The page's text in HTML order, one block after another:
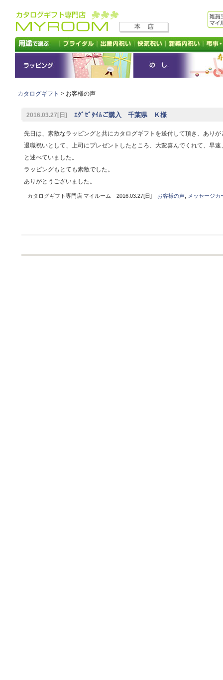
カタログギフト > お客様の声
2016.03.27[日] ｴｸﾞｾﾞﾀｲﾑご購入 千葉県 Ｋ様
先日は、素敵なラッピングと共にカタログギフトを送付して頂き、あり
退職祝いとして、上司にプレゼントしたところ、大変喜んでくれて、早
と述べていました。
ラッピングもとても素敵でした。
ありがとうございました。
カタログギフト専門店 マイルーム 2016.03.27[日] お客様の声, メッセージ